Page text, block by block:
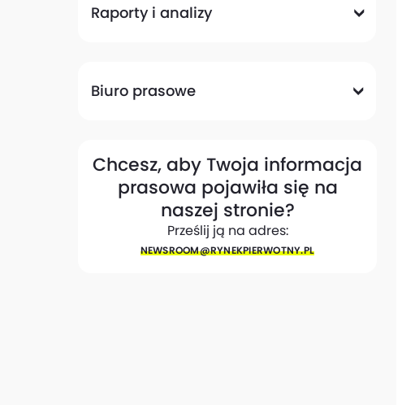
Raporty i analizy
Biuro prasowe
Chcesz, aby Twoja informacja
prasowa pojawiła się na
naszej stronie?
Prześlij ją na adres:
NEWSROOM@​RYNEKPIERWOTNY.PL